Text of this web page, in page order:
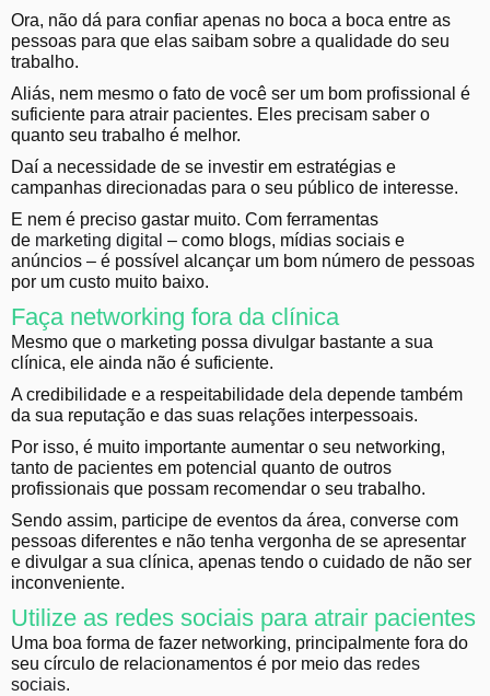
Ora, não dá para confiar apenas no boca a boca entre as
pessoas para que elas saibam sobre a qualidade do seu
trabalho.
Aliás, nem mesmo o fato de você ser um bom profissional é
suficiente para atrair pacientes. Eles precisam saber o
quanto seu trabalho é melhor.
Daí a necessidade de se investir em estratégias e
campanhas direcionadas para o seu público de interesse.
E nem é preciso gastar muito. Com ferramentas
de marketing digital – como blogs, mídias sociais e
anúncios – é possível alcançar um bom número de pessoas
por um custo muito baixo.
Faça networking fora da clínica
Mesmo que o marketing possa divulgar bastante a sua
clínica, ele ainda não é suficiente.
A credibilidade e a respeitabilidade dela depende também
da sua reputação e das suas relações interpessoais.
Por isso, é muito importante aumentar o seu networking,
tanto de pacientes em potencial quanto de outros
profissionais que possam recomendar o seu trabalho.
Sendo assim, participe de eventos da área, converse com
pessoas diferentes e não tenha vergonha de se apresentar
e divulgar a sua clínica, apenas tendo o cuidado de não ser
inconveniente.
Utilize as redes sociais para atrair pacientes
Uma boa forma de fazer networking, principalmente fora do
seu círculo de relacionamentos é por meio das redes
sociais.